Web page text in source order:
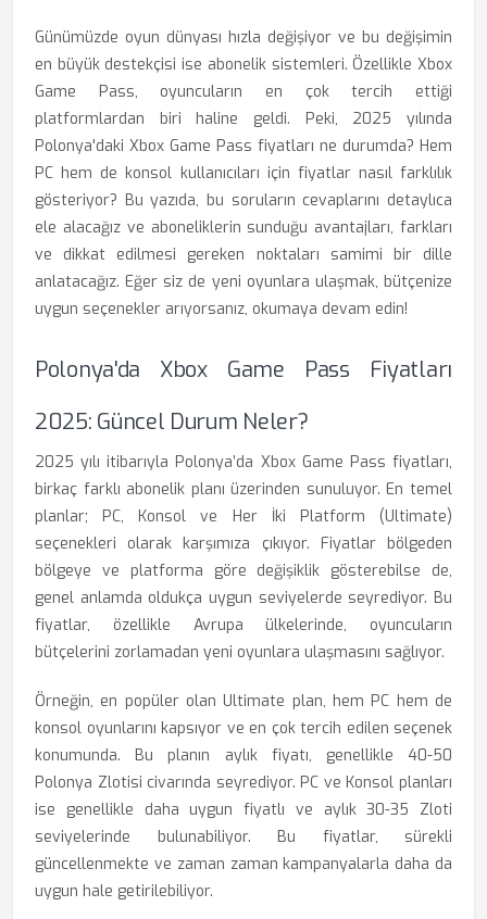
Günümüzde oyun dünyası hızla değişiyor ve bu değişimin
en büyük destekçisi ise abonelik sistemleri. Özellikle Xbox
Game Pass, oyuncuların en çok tercih ettiği
platformlardan biri haline geldi. Peki, 2025 yılında
Polonya'daki Xbox Game Pass fiyatları ne durumda? Hem
PC hem de konsol kullanıcıları için fiyatlar nasıl farklılık
gösteriyor? Bu yazıda, bu soruların cevaplarını detaylıca
ele alacağız ve aboneliklerin sunduğu avantajları, farkları
ve dikkat edilmesi gereken noktaları samimi bir dille
anlatacağız. Eğer siz de yeni oyunlara ulaşmak, bütçenize
uygun seçenekler arıyorsanız, okumaya devam edin!
Polonya'da Xbox Game Pass Fiyatları
2025: Güncel Durum Neler?
2025 yılı itibarıyla Polonya’da Xbox Game Pass fiyatları,
birkaç farklı abonelik planı üzerinden sunuluyor. En temel
planlar; PC, Konsol ve Her İki Platform (Ultimate)
seçenekleri olarak karşımıza çıkıyor. Fiyatlar bölgeden
bölgeye ve platforma göre değişiklik gösterebilse de,
genel anlamda oldukça uygun seviyelerde seyrediyor. Bu
fiyatlar, özellikle Avrupa ülkelerinde, oyuncuların
bütçelerini zorlamadan yeni oyunlara ulaşmasını sağlıyor.
Örneğin, en popüler olan Ultimate plan, hem PC hem de
konsol oyunlarını kapsıyor ve en çok tercih edilen seçenek
konumunda. Bu planın aylık fiyatı, genellikle 40-50
Polonya Zlotisi civarında seyrediyor. PC ve Konsol planları
ise genellikle daha uygun fiyatlı ve aylık 30-35 Zloti
seviyelerinde bulunabiliyor. Bu fiyatlar, sürekli
güncellenmekte ve zaman zaman kampanyalarla daha da
uygun hale getirilebiliyor.